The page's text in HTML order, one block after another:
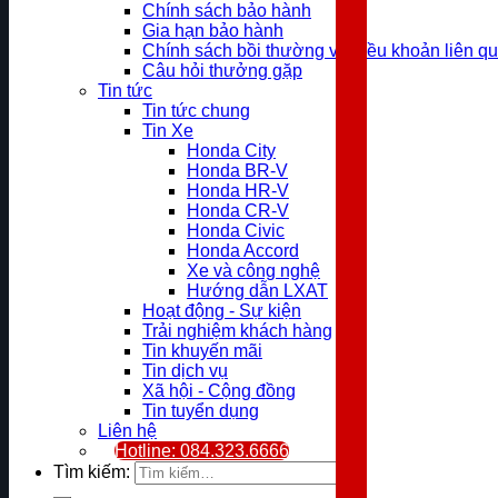
Chính sách bảo hành
Gia hạn bảo hành
Chính sách bồi thường và điều khoản liên
Câu hỏi thưởng gặp
Tin tức
Tin tức chung
Tin Xe
Honda City
Honda BR-V
Honda HR-V
Honda CR-V
Honda Civic
Honda Accord
Xe và công nghệ
Hướng dẫn LXAT
Hoạt động - Sự kiện
Trải nghiệm khách hàng
Tin khuyến mãi
Tin dịch vụ
Xã hội - Cộng đồng
Tin tuyển dụng
Liên hệ
Hotline: 084.323.6666
Tìm kiếm: